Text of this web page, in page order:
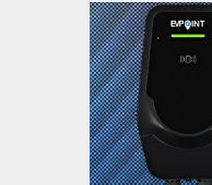
Moto servisi
Impressum
Dario Dinter - Moto TOZ
Igor Kreč - UmPaDrum
Igor Kukec Brmbi
Moto putopisi